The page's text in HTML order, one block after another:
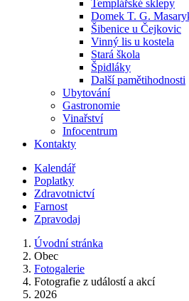
Templářské sklepy
Domek T. G.
Šibenice u Čejkovic
Vinný lis u kostela
Stará škola
Špidláky
Další pamětihodnosti
Ubytování
Gastronomie
Vinařství
Infocentrum
Kontakty
Kalendář
Poplatky
Zdravotnictví
Farnost
Zpravodaj
Úvodní stránka
Obec
Fotogalerie
Fotografie z událostí a akcí
2026